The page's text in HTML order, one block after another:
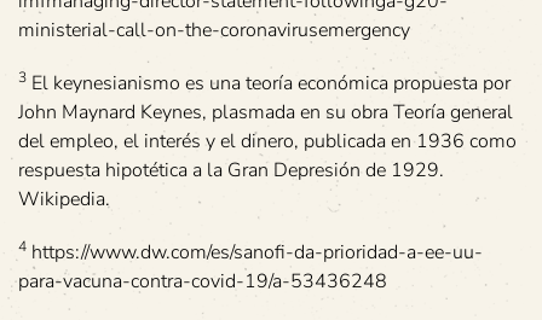
ministerial-call-on-the-coronavirusemergency
3 El keynesianismo es una teoría económica propuesta por
John Maynard Keynes, plasmada en su obra Teoría general
del empleo, el interés y el dinero, publicada en 1936 como
respuesta hipotética a la Gran Depresión de 1929.
Wikipedia.
4 https://www.dw.com/es/sanofi-da-prioridad-a-ee-uu-
para-vacuna-contra-covid-19/a-53436248